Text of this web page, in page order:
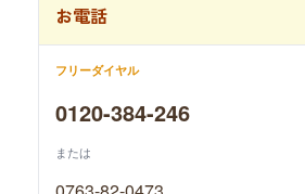
お電話
フリーダイヤル
0120-384-246
または